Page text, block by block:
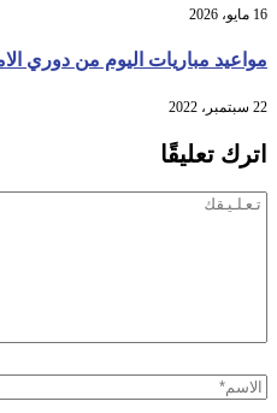
16 مايو، 2026
مواعيد مباريات اليوم من دوري
22 سبتمبر، 2022
اترك تعليقًا